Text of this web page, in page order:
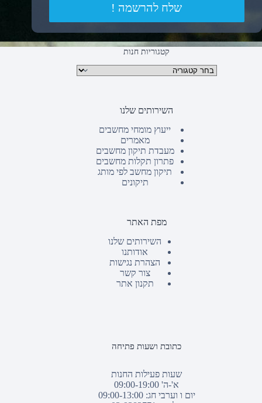
שלח להרשמה !
קטגוריות חנות
קטגוריות מוצרים
השירותים שלנו
ייעוץ מומחי מחשבים
מאמרים
מעבדת תיקון מחשבים
פתרון תקלות מחשבים
תיקון מחשב לפי מותג
תיקונים
מפת האתר
השירותים שלנו
אודותנו
הצהרת נגישות
צור קשר
תקנון אתר
כתובת ושעות פתיחה
שעות פעילות החנות
א'-ה' 09:00-19:00
יום ו וערבי חג: 09:00-13:00